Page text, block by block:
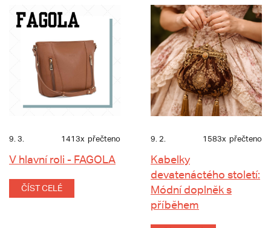
9. 3. 1413x přečteno
V hlavní roli - FAGOLA
ČÍST CELÉ
9. 2. 1583x přečteno
Kabelky
devatenáctého století:
Módní doplněk s
příběhem